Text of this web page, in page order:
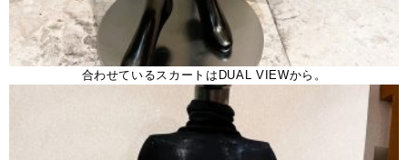
合わせているスカートはDUAL VIEWから。